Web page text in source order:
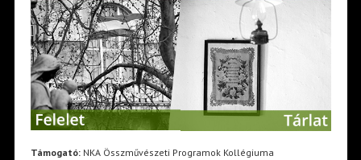
Támogató:NKA Összművészeti Programok Kollégiuma